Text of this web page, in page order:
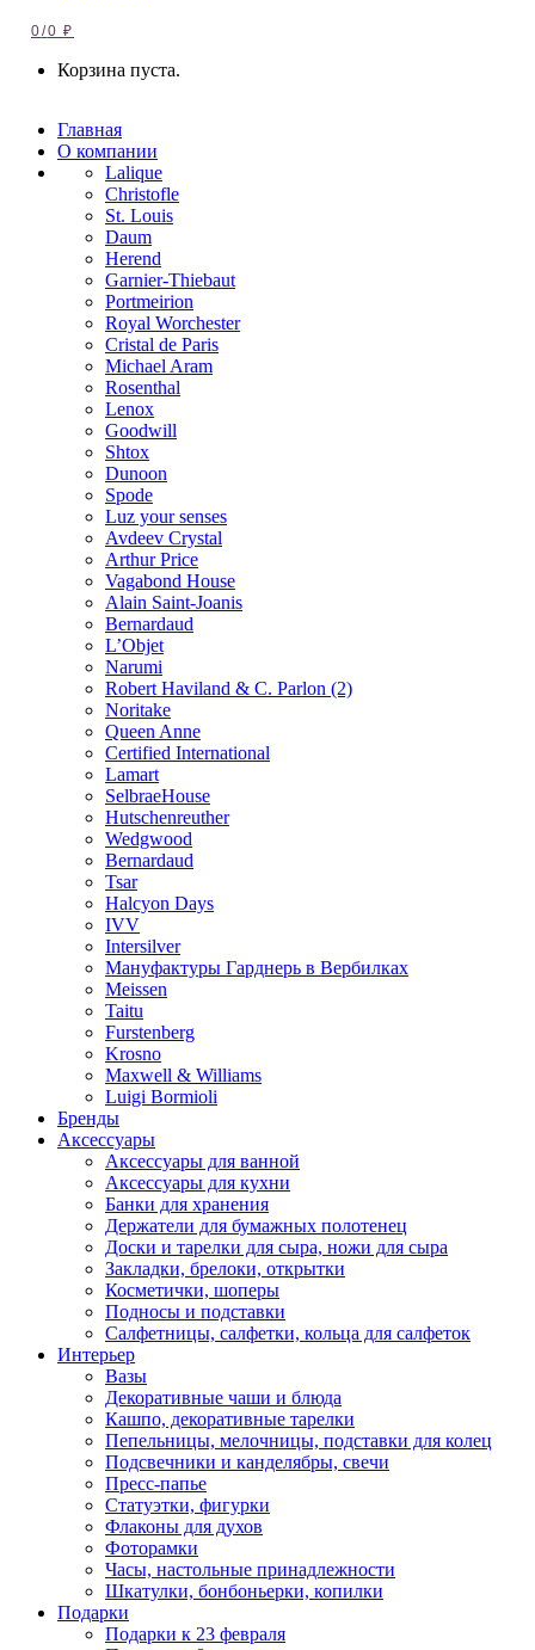
0/0₽
Корзина пуста.
Главная
О компании
Lalique
Christofle
St. Louis
Daum
Herend
Garnier-Thiebaut
Portmeirion
Royal Worchester
Cristal de Paris
Michael Aram
Rosenthal
Lenox
Goodwill
Shtox
Dunoon
Spode
Luz your senses
Avdeev Crystal
Arthur Price
Vagabond House
Alain Saint-Joanis
Bernardaud
L’Objet
Narumi
Robert Haviland & C. Parlon (2)
Noritakе
Queen Anne
Certified International
Lamart
SelbraeHouse
Hutschenreuther
Wedgwood
Bernardaud
Tsar
Halcyon Days
IVV
Intersilver
Мануфактуры Гарднерь в Вербилках
Meissen
Taitu
Furstenberg
Krosno
Maxwell & Williams
Luigi Bormioli
Бренды
Аксессуары
Аксессуары для ванной
Аксессуары для кухни
Банки для хранения
Держатели для бумажных полотенец
Доски и тарелки для сыра, ножи для сыра
Закладки, брелоки, открытки
Косметички, шоперы
Подносы и подставки
Салфетницы, салфетки, кольца для салфеток
Интерьер
Вазы
Декоративные чаши и блюда
Кашпо, декоративные тарелки
Пепельницы, мелочницы, подставки для колец
Подсвечники и канделябры, свечи
Пресс-папье
Статуэтки, фигурки
Флаконы для духов
Фоторамки
Часы, настольные принадлежности
Шкатулки, бонбоньерки, копилки
Подарки
Подарки к 23 февраля